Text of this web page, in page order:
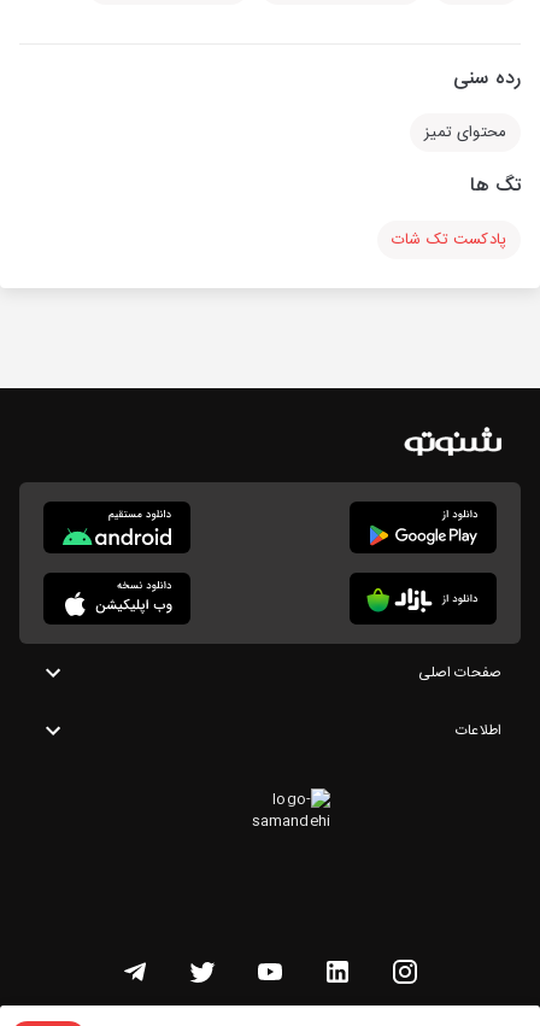
رده سنی
محتوای تمیز
تگ ها
پادکست تک شات
صفحات اصلی
اطلاعات